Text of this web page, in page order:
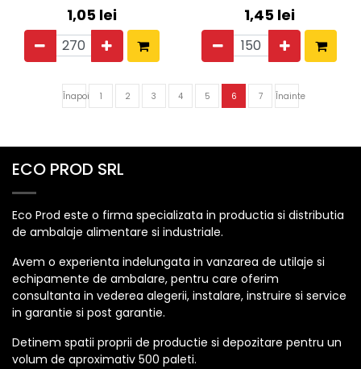
1,05lei 1,45lei
Înapoi 1 2 3 4 5 6 7 Înainte
ECO PROD SRL
Eco Prod este o firma specializata in productia si distributia
de ambalaje alimentare si industriale.
Avem o experienta indelungata in vanzarea de utilaje si
echipamente de ambalare, pentru care oferim
consultanta in vederea alegerii, instalare, instruire si service
in garantie si post garantie.
Detinem spatii proprii de productie si depozitare pentru un
volum de aproximativ 500 paleti.